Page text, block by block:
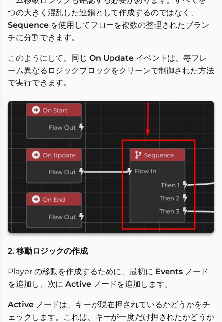
つの大きく混乱した連鎖として作成するのではなく、
Sequence を使用してフローを複数の整理されたブラン
チに分割できます。
このようにして、同じ On Update イベントは、毎フレ
ーム異なるロジックブロックをクリーンで制御された方法
で実行できます。
2. 移動ロジックの作成
Player の移動を作成するために、最初に Events ノード
を追加し、次に Active ノードを追加します。
Active ノードは、キーが現在押されているかどうかをチ
ェックします。これは、キーが一度だけ押されたかどうか